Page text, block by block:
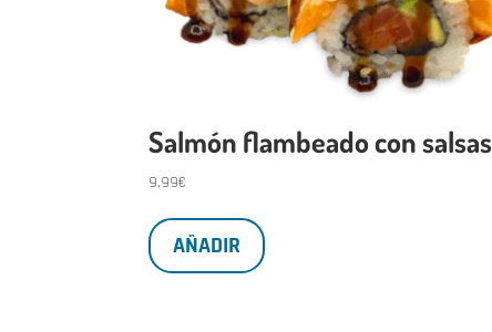
Salmón flambeado con salsas
9,99€
AÑADIR